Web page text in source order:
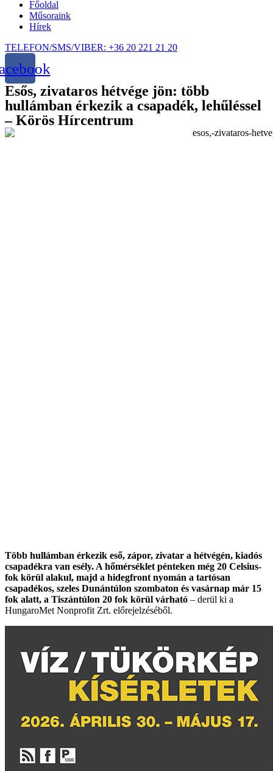
Főoldal
Műsoraink
Hírek
TELEFON/SMS/VIBER: +36 20 221 21 20
Esős, zivataros hétvége jön: több
hullámban érkezik a csapadék, lehűléssel
– Körös Hírcentrum
Több hullámban érkezik eső, zápor, zivatar a hétvégén, kiadós
csapadékra van esély. A hőmérséklet pénteken még 20 Celsius-
fok körül alakul, majd a hidegfront nyomán a tartósan
csapadékos, szeles Dunántúlon szombaton és vasárnap már 15
fok alatt, a Tiszántúlon 20 fok körül várható – derül ki a
HungaroMet Nonprofit Zrt. előrejelzéséből.